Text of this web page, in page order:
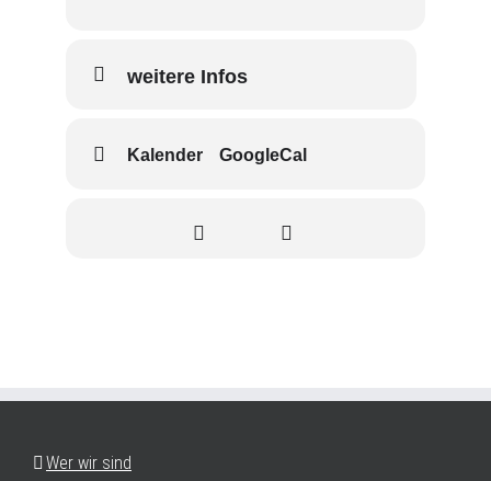
weitere Infos
Kalender GoogleCal
Wer wir sind